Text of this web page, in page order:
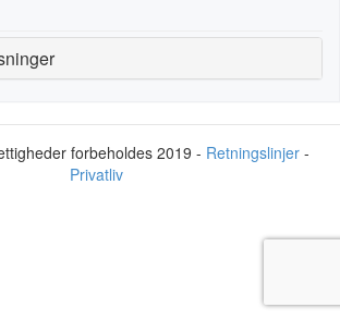
forbeholdes 2019 - Retningslinjer-
Privatliv